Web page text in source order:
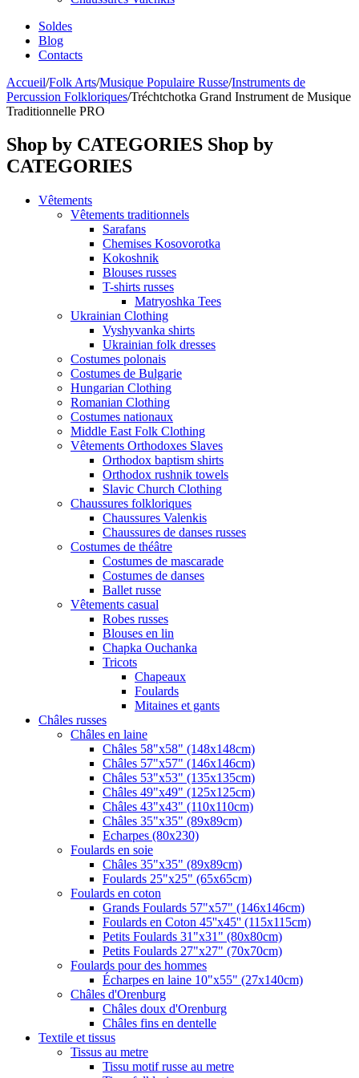
Soldes
Blog
Contacts
Accueil/Folk Arts/Musique Populaire Russe/Instruments de
Percussion Folkloriques/Tréchtchotka Grand Instrument de Musique
Traditionnelle PRO
Shop by CATEGORIES Shop by
CATEGORIES
Vêtements
Vêtements traditionnels
Sarafans
Chemises Kosovorotka
Kokoshnik
Blouses russes
T-shirts russes
Matryoshka Tees
Ukrainian Clothing
Vyshyvanka shirts
Ukrainian folk dresses
Costumes polonais
Costumes de Bulgarie
Hungarian Clothing
Romanian Clothing
Costumes nationaux
Middle East Folk Clothing
Vêtements Orthodoxes Slaves
Orthodox baptism shirts
Orthodox rushnik towels
Slavic Church Clothing
Chaussures folkloriques
Chaussures Valenkis
Chaussures de danses russes
Costumes de théâtre
Costumes de mascarade
Costumes de danses
Ballet russe
Vêtements casual
Robes russes
Blouses en lin
Chapka Ouchanka
Tricots
Chapeaux
Foulards
Mitaines et gants
Châles russes
Châles en laine
Châles 58"x58" (148x148cm)
Châles 57"x57" (146x146cm)
Châles 53"x53" (135x135cm)
Châles 49"x49" (125x125cm)
Châles 43"x43" (110x110cm)
Châles 35"x35" (89x89cm)
Echarpes (80х230)
Foulards en soie
Châles 35"x35" (89x89cm)
Foulards 25"x25" (65x65cm)
Foulards en coton
Grands Foulards 57"x57" (146x146cm)
Foulards en Coton 45''x45'' (115x115cm)
Petits Foulards 31"x31" (80x80cm)
Petits Foulards 27"x27" (70x70cm)
Foulards pour des hommes
Écharpes en laine 10"x55" (27x140cm)
Châles d'Orenburg
Châles doux d'Orenburg
Châles fins en dentelle
Textile et tissus
Tissus au metre
Tissu motif russe au metre